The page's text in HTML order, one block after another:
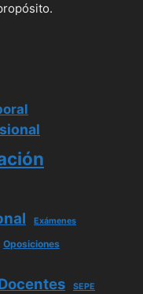
Exámenes
Oposiciones
SEPE